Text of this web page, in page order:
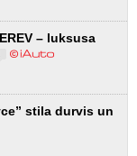
– luksusa
stila durvis un